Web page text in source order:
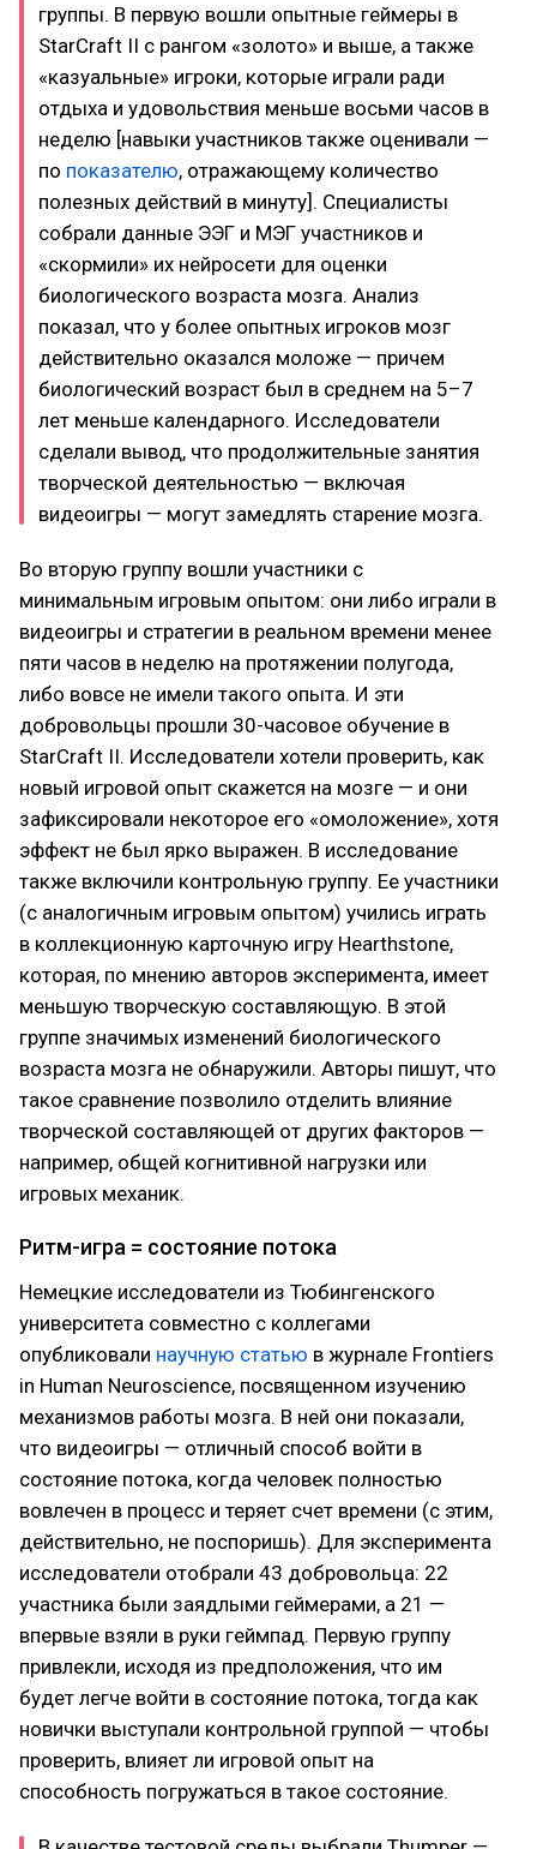
группы. В первую вошли опытные геймеры в
StarCraft II с рангом «золото» и выше, а также
«казуальные» игроки, которые играли ради
отдыха и удовольствия меньше восьми часов в
неделю [навыки участников также оценивали —
по показателю, отражающему количество
полезных действий в минуту]. Специалисты
собрали данные ЭЭГ и МЭГ участников и
«скормили» их нейросети для оценки
биологического возраста мозга. Анализ
показал, что у более опытных игроков мозг
действительно оказался моложе — причем
биологический возраст был в среднем на 5–7
лет меньше календарного. Исследователи
сделали вывод, что продолжительные занятия
творческой деятельностью — включая
видеоигры — могут замедлять старение мозга.
Во вторую группу вошли участники с
минимальным игровым опытом: они либо играли в
видеоигры и стратегии в реальном времени менее
пяти часов в неделю на протяжении полугода,
либо вовсе не имели такого опыта. И эти
добровольцы прошли 30-часовое обучение в
StarCraft II. Исследователи хотели проверить, как
новый игровой опыт скажется на мозге — и они
зафиксировали некоторое его «омоложение», хотя
эффект не был ярко выражен. В исследование
также включили контрольную группу. Ее участники
(с аналогичным игровым опытом) учились играть
в коллекционную карточную игру Hearthstone,
которая, по мнению авторов эксперимента, имеет
меньшую творческую составляющую. В этой
группе значимых изменений биологического
возраста мозга не обнаружили. Авторы пишут, что
такое сравнение позволило отделить влияние
творческой составляющей от других факторов —
например, общей когнитивной нагрузки или
игровых механик.
Ритм-игра = состояние потока
Немецкие исследователи из Тюбингенского
университета совместно с коллегами
опубликовали научную статью в журнале Frontiers
in Human Neuroscience, посвященном изучению
механизмов работы мозга. В ней они показали,
что видеоигры — отличный способ войти в
состояние потока, когда человек полностью
вовлечен в процесс и теряет счет времени (с этим,
действительно, не поспоришь). Для эксперимента
исследователи отобрали 43 добровольца: 22
участника были заядлыми геймерами, а 21 —
впервые взяли в руки геймпад. Первую группу
привлекли, исходя из предположения, что им
будет легче войти в состояние потока, тогда как
новички выступали контрольной группой — чтобы
проверить, влияет ли игровой опыт на
способность погружаться в такое состояние.